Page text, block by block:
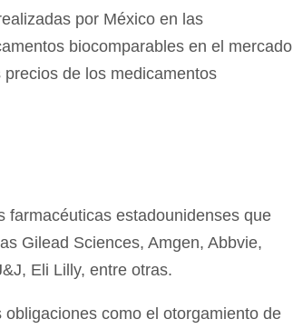
por México en las
biocomparables en el mercado
de los medicamentos
farmacéuticas estadounidenses que
Gilead Sciences, Amgen, Abbvie,
Eli Lilly, entre otras.
como el otorgamiento de